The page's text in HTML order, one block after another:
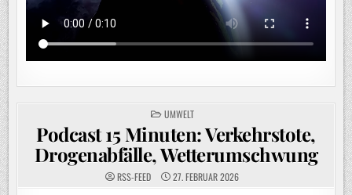
POSTED
IN
UMWELT
Podcast 15 Minuten: Verkehrstote,
Drogenabfälle, Wetterumschwung
RSS-FEED 27. FEBRUAR 2026